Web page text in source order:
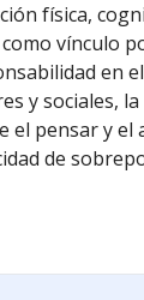
física,
vínculo
en
y sociales,
el pensar y el
de